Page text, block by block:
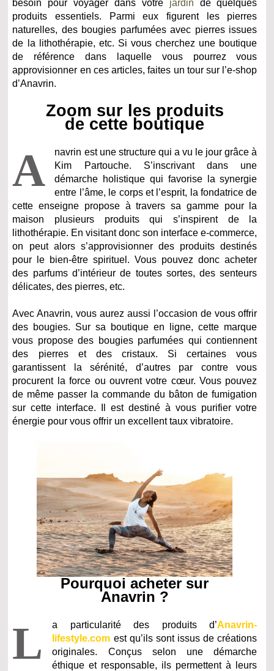
besoin pour voyager dans votre jardin de quelques
produits essentiels. Parmi eux figurent les pierres
naturelles, des bougies parfumées avec pierres issues
de la lithothérapie, etc. Si vous cherchez une boutique
de référence dans laquelle vous pourrez vous
approvisionner en ces articles, faites un tour sur l’e-shop
d’Anavrin.
Zoom sur les produits
de cette boutique
A
navrin est une structure qui a vu le jour grâce à
Kim Partouche. S’inscrivant dans une
démarche holistique qui favorise la synergie
entre l’âme, le corps et l’esprit, la fondatrice de
cette enseigne propose à travers sa gamme pour la
maison plusieurs produits qui s’inspirent de la
lithothérapie. En visitant donc son interface e-commerce,
on peut alors s’approvisionner des produits destinés
pour le bien-être spirituel. Vous pouvez donc acheter
des parfums d’intérieur de toutes sortes, des senteurs
délicates, des pierres, etc.
Avec Anavrin, vous aurez aussi l’occasion de vous offrir
des bougies. Sur sa boutique en ligne, cette marque
vous propose des bougies parfumées qui contiennent
des pierres et des cristaux. Si certaines vous
garantissent la sérénité, d’autres par contre vous
procurent la force ou ouvrent votre cœur. Vous pouvez
de même passer la commande du bâton de fumigation
sur cette interface. Il est destiné à vous purifier votre
énergie pour vous offrir un excellent taux vibratoire.
Pourquoi acheter sur
Anavrin ?
L a particularité des produits d’Anavrin-
lifestyle.com est qu’ils sont issus de créations
originales. Conçus selon une démarche
éthique et responsable, ils permettent à leurs